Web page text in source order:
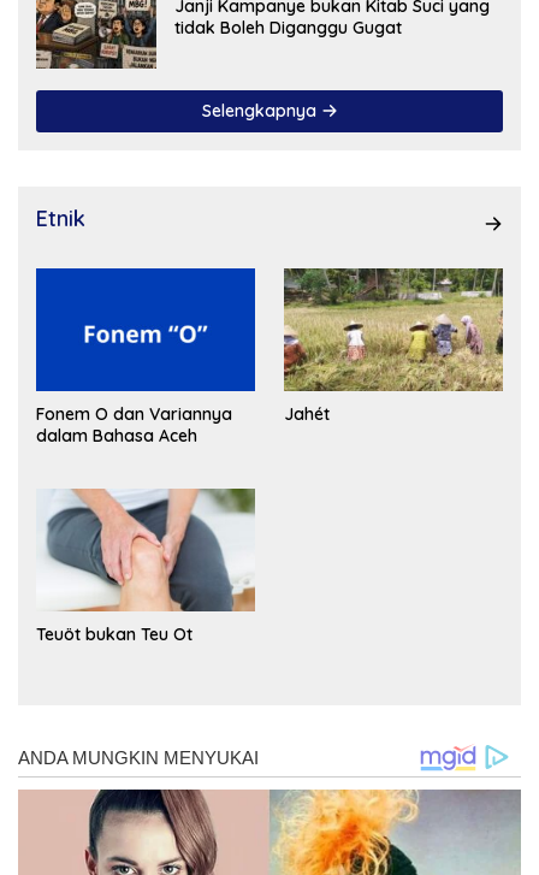
Janji Kampanye bukan Kitab Suci yang
tidak Boleh Diganggu Gugat
Selengkapnya
Etnik
Fonem O dan Variannya
dalam Bahasa Aceh
Jahét
Teuöt bukan Teu Ot